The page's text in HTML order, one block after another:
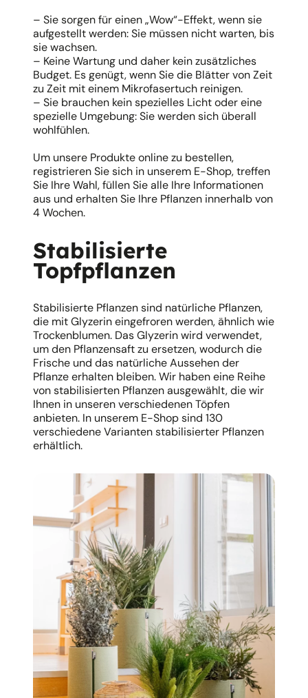
– Sie sorgen für einen „Wow“-Effekt, wenn sie
aufgestellt werden: Sie müssen nicht warten, bis
sie wachsen.
– Keine Wartung und daher kein zusätzliches
Budget. Es genügt, wenn Sie die Blätter von Zeit
zu Zeit mit einem Mikrofasertuch reinigen.
– Sie brauchen kein spezielles Licht oder eine
spezielle Umgebung: Sie werden sich überall
wohlfühlen.
Um unsere Produkte online zu bestellen,
registrieren Sie sich in unserem E-Shop, treffen
Sie Ihre Wahl, füllen Sie alle Ihre Informationen
aus und erhalten Sie Ihre Pflanzen innerhalb von
4 Wochen.
Stabilisierte
Topfpflanzen
Stabilisierte Pflanzen sind natürliche Pflanzen,
die mit Glyzerin eingefroren werden, ähnlich wie
Trockenblumen. Das Glyzerin wird verwendet,
um den Pflanzensaft zu ersetzen, wodurch die
Frische und das natürliche Aussehen der
Pflanze erhalten bleiben. Wir haben eine Reihe
von stabilisierten Pflanzen ausgewählt, die wir
Ihnen in unseren verschiedenen Töpfen
anbieten. In unserem E-Shop sind 130
verschiedene Varianten stabilisierter Pflanzen
erhältlich.